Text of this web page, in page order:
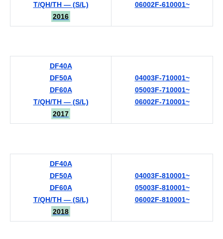
T/QH/TH — (S/L)
2016
06002F-610001~
DF40A
DF50A
DF60A
T/QH/TH — (S/L)
2017
04003F-710001~
05003F-710001~
06002F-710001~
DF40A
DF50A
DF60A
T/QH/TH — (S/L)
2018
04003F-810001~
05003F-810001~
06002F-810001~